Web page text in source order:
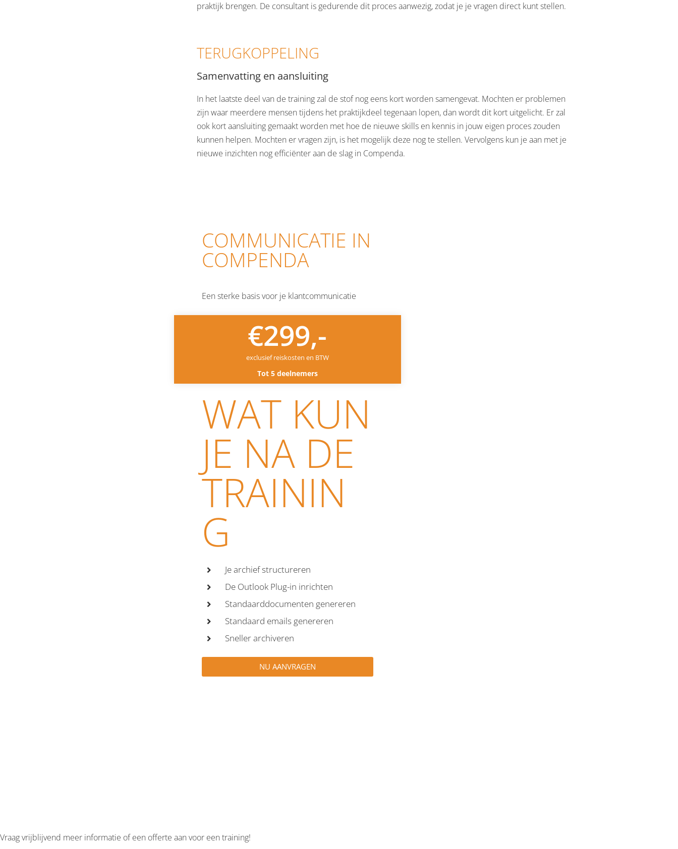
praktijk brengen. De consultant is gedurende dit proces aanwezig, zodat je je vragen direct kunt stellen.
TERUGKOPPELING
Samenvatting en aansluiting
In het laatste deel van de training zal de stof nog eens kort worden samengevat. Mochten er problemen
zijn waar meerdere mensen tijdens het praktijkdeel tegenaan lopen, dan wordt dit kort uitgelicht. Er zal
ook kort aansluiting gemaakt worden met hoe de nieuwe skills en kennis in jouw eigen proces zouden
kunnen helpen. Mochten er vragen zijn, is het mogelijk deze nog te stellen. Vervolgens kun je aan met je
nieuwe inzichten nog efficiënter aan de slag in Compenda.
COMMUNICATIE IN
COMPENDA
Een sterke basis voor je klantcommunicatie
€299,-
exclusief reiskosten en BTW
Tot 5 deelnemers
WAT KUN
JE NA DE
TRAININ
G
Je archief structureren
De Outlook Plug-in inrichten
Standaarddocumenten genereren
Standaard emails genereren
Sneller archiveren
NU AANVRAGEN
Vraag vrijblijvend meer informatie of een offerte aan voor een training!